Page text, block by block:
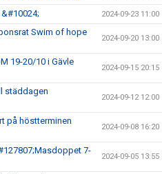
2024-09-23 11:00
Swim of hope
2024-09-20 13:00
19-20/10 i Gävle
2024-09-15 20:15
städdagen
2024-09-12 12:00
på höstterminen
2024-09-08 16:20
7-
2024-09-05 13:55